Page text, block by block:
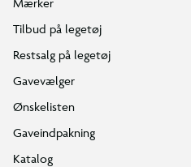
Tilbud på legetøj
Restsalg på legetøj
Gavevælger
Ønskelisten
Gaveindpakning
Katalog